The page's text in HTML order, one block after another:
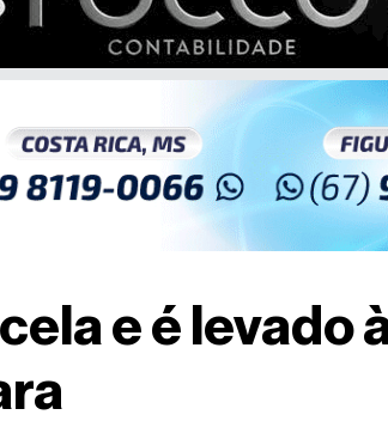
e é levado